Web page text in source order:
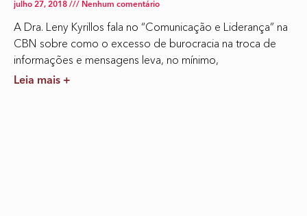
julho 27, 2018 Nenhum comentário
A Dra. Leny Kyrillos fala no “Comunicação e Liderança” na
CBN sobre como o excesso de burocracia na troca de
informações e mensagens leva, no mínimo,
Leia mais +